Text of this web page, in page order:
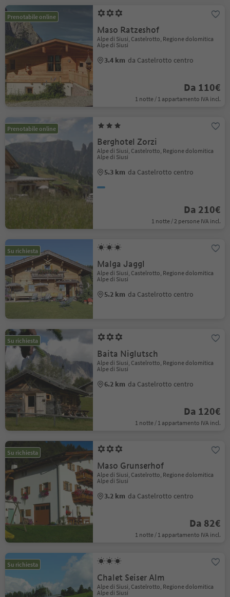
Prenotabile online
Maso Ratzeshof
Alpe di Siusi, Castelrotto, Regione dolomitica
Alpe di Siusi
3.4 km da Castelrotto centro
Da 110€
1 notte / 1 appartamento IVA incl.
Prenotabile online
Berghotel Zorzi
Alpe di Siusi, Castelrotto, Regione dolomitica
Alpe di Siusi
5.3 km da Castelrotto centro
Da 210€
1 notte / 2 persone IVA incl.
Su richiesta
Malga Jaggl
Alpe di Siusi, Castelrotto, Regione dolomitica
Alpe di Siusi
5.2 km da Castelrotto centro
Su richiesta
Baita Niglutsch
Alpe di Siusi, Castelrotto, Regione dolomitica
Alpe di Siusi
6.2 km da Castelrotto centro
Da 120€
1 notte / 1 appartamento IVA incl.
Su richiesta
Maso Grunserhof
Alpe di Siusi, Castelrotto, Regione dolomitica
Alpe di Siusi
3.2 km da Castelrotto centro
Da 82€
1 notte / 1 appartamento IVA incl.
Su richiesta
Chalet Seiser Alm
Alpe di Siusi, Castelrotto, Regione dolomitica
Alpe di Siusi